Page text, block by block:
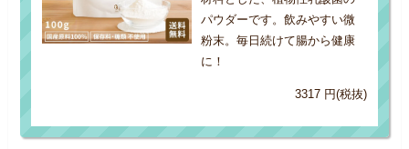
パウダーです。飲みやすい微
粉末。毎日続けて腸から健康
に！
3317 円(税抜)